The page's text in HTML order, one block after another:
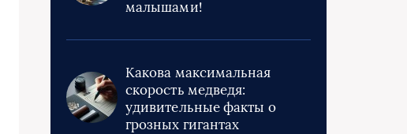
малышами!
Какова максимальная
скорость медведя:
удивительные факты о
грозных гигантах